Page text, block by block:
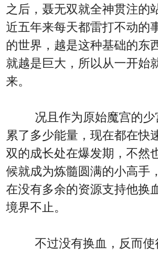
之后，聂无双就全神贯注的
近五年来每天都雷打不动的
的世界，越是这种基础的东
就越是巨大，所以从一开始
来。
况且作为原始魔宫的少
累了多少能量，现在都在快
双的成长处在爆发期，不然
候就成为炼髓圆满的小高手
在没有多余的资源支持他换
境界不止。
不过没有换血，反而使